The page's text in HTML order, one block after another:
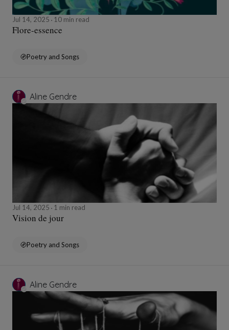
Jul 14, 2025 10 min read
Flore-essence
Poetry and Songs
Aline Gendre
Jul 14, 2025 1 min read
Vision de jour
Poetry and Songs
Aline Gendre